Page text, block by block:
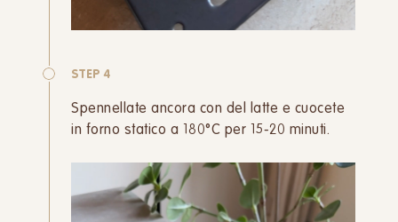
STEP 4
Spennellate ancora con del latte e cuocete
in forno statico a 180°C per 15-20 minuti.